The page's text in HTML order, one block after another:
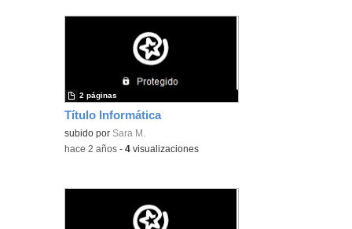
Título Informática
subido por Sara M.
2 páginas
-hace 2 años -4 visualizaciones